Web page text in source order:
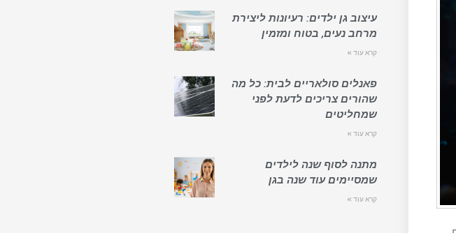
עיצוב גן ילדים: רעיונות ליצירת
מרחב נעים, בטוח ומזמין
קרא עוד »
פאנלים סולאריים לבית: כל מה
שהורים צריכים לדעת לפני
שמחליטים
קרא עוד »
מתנה לסוף שנה לילדים
שמסיימים עוד שנה בגן
קרא עוד »